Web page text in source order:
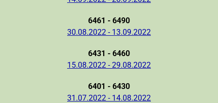
6461 - 6490
30.08.2022 - 13.09.2022
6431 - 6460
15.08.2022 - 29.08.2022
6401 - 6430
31.07.2022 - 14.08.2022